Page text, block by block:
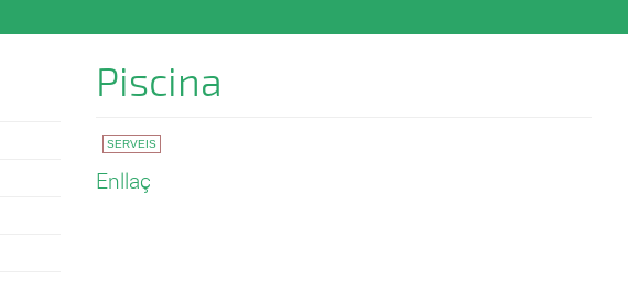
Piscina
SERVEIS
Enllaç